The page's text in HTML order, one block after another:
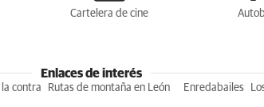
Cartelera de cine
Enlaces de interés
la contra Rutas de montaña en León Enredabailes